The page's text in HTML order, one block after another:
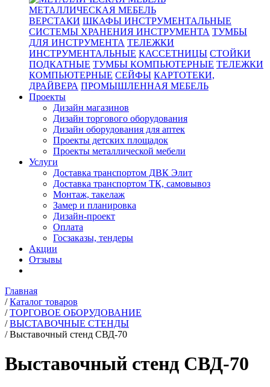
МЕТАЛЛИЧЕСКАЯ МЕБЕЛЬ
ВЕРСТАКИ ШКАФЫ ИНСТРУМЕНТАЛЬНЫЕ
СИСТЕМЫ ХРАНЕНИЯ ИНСТРУМЕНТА ТУМБЫ
ДЛЯ ИНСТРУМЕНТА ТЕЛЕЖКИ
ИНСТРУМЕНТАЛЬНЫЕ КАССЕТНИЦЫ СТОЙКИ
ПОДКАТНЫЕ ТУМБЫ КОМПЬЮТЕРНЫЕ ТЕЛЕЖКИ
КОМПЬЮТЕРНЫЕ СЕЙФЫ КАРТОТЕКИ,
ДРАЙВЕРА ПРОМЫШЛЕННАЯ МЕБЕЛЬ
Проекты
Дизайн магазинов
Дизайн торгового оборудования
Дизайн оборудования для аптек
Проекты детских площадок
Проекты металлической мебели
Услуги
Доставка транспортом ДВК Элит
Доставка транспортом ТК, самовывоз
Монтаж, такелаж
Замер и планировка
Дизайн-проект
Оплата
Госзаказы, тендеры
Акции
Отзывы
Главная
/ Каталог товаров
/ ТОРГОВОЕ ОБОРУДОВАНИЕ
/ ВЫСТАВОЧНЫЕ СТЕНДЫ
/ Выставочный стенд СВД-70
Выставочный стенд СВД-70